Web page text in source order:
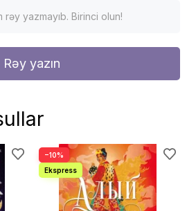
yazmayıb. Birinci olun!
Rəy yazın
−10%